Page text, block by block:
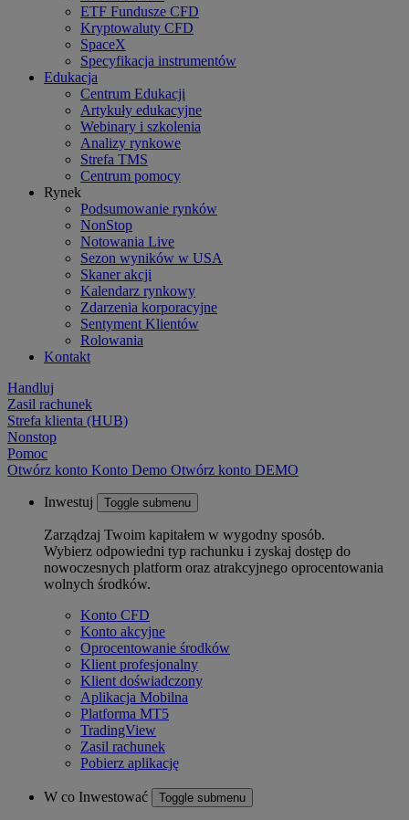
ETF Fundusze CFD
Kryptowaluty CFD
SpaceX
Specyfikacja instrumentów
Edukacja
Centrum Edukacji
Artykuły edukacyjne
Webinary i szkolenia
Analizy rynkowe
Strefa TMS
Centrum pomocy
Rynek
Podsumowanie rynków
NonStop
Notowania Live
Sezon wyników w USA
Skaner akcji
Kalendarz rynkowy
Zdarzenia korporacyjne
Sentyment Klientów
Rolowania
Kontakt
Handluj
Zasil rachunek
Strefa klienta (HUB)
Nonstop
Pomoc
Otwórz konto Konto Demo Otwórz konto DEMO
Inwestuj Toggle submenu
Zarządzaj Twoim kapitałem w wygodny sposób.
Wybierz odpowiedni typ rachunku i zyskaj dostęp do
nowoczesnych platform oraz atrakcyjnego oprocentowania
wolnych środków.
Konto CFD
Konto akcyjne
Oprocentowanie środków
Klient profesjonalny
Klient doświadczony
Aplikacja Mobilna
Platforma MT5
TradingView
Zasil rachunek
Pobierz aplikację
W co Inwestować Toggle submenu